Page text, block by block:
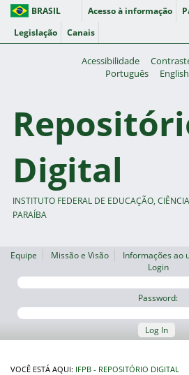
BRASIL Acesso à informação
Legislação
Canais
Acessibilidade
Português
English
Digital
INSTITUTO FEDERAL DE EDUCAÇÃO,
PARAÍBA
Equipe Missão e Visão Informações ao
Login
Password:
Log In
VOCÊ ESTÁ AQUI: IFPB - REPOSITÓRIO DIGITAL